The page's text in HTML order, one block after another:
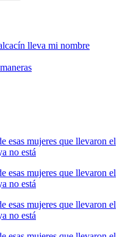
lleva mi nombre
esas mujeres que llevaron el
no está
esas mujeres que llevaron el
no está
esas mujeres que llevaron el
no está